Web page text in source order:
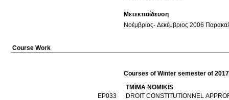
Μετεκπαίδευση
Νοέμβριος- Δεκέμβριος 2006
Course Work
Courses of Winter semester of
TMĪMA NOMIKĪS
ΕΡ033
DROIT CONSTITUTIONNEL